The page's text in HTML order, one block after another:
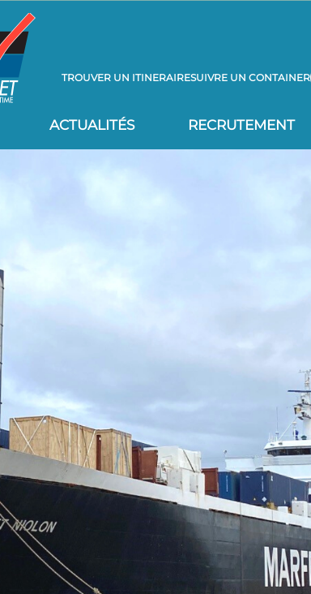
TROUVER UN ITINERAIRESUIVRE UN CONTAINER
ACTUALITÉS RECRUTEMENT